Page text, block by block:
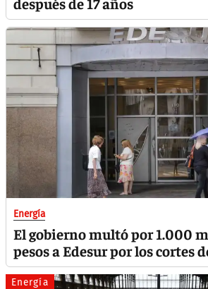
Energía
El gobierno multó por 1.000
pesos a Edesur por los cortes
Energía